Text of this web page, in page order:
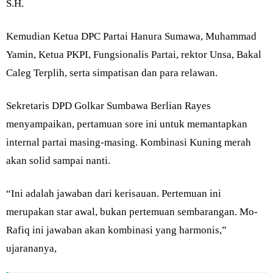
S.H.
Kemudian Ketua DPC Partai Hanura Sumawa, Muhammad
Yamin, Ketua PKPI, Fungsionalis Partai, rektor Unsa, Bakal
Caleg Terplih, serta simpatisan dan para relawan.
Sekretaris DPD Golkar Sumbawa Berlian Rayes
menyampaikan, pertamuan sore ini untuk memantapkan
internal partai masing-masing. Kombinasi Kuning merah
akan solid sampai nanti.
“Ini adalah jawaban dari kerisauan. Pertemuan ini
merupakan star awal, bukan pertemuan sembarangan. Mo-
Rafiq ini jawaban akan kombinasi yang harmonis,”
ujarananya,